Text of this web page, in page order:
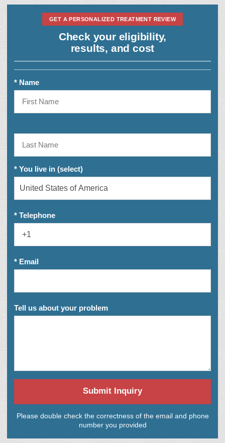
GET A PERSONALIZED TREATMENT REVIEW
Check your eligibility,
results, and cost
* Name
* You live in (select)
* Telephone
* Email
Tell us about your problem
Submit Inquiry
Please double check the correctness of the email and phone
number you provided